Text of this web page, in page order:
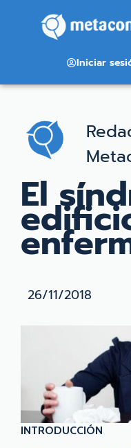
Iniciar
El
26/11/2018
INTRODUCCIÓN